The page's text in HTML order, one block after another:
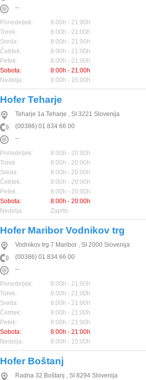
--
Ponedeljek:
8:00h - 21:00h
Torek:
8:00h - 21:00h
Sreda:
8:00h - 21:00h
Četrtek:
8:00h - 21:00h
Petek:
8:00h - 21:00h
Sobota:
8:00h - 21:00h
Nedelja:
8:00h - 15:00h
Hofer Teharje
Teharje 1a Teharje , SI 3221 Slovenija
(00386) 01 834 66 00
--
Ponedeljek:
8:00h - 20:00h
Torek:
8:00h - 20:00h
Sreda:
8:00h - 20:00h
Četrtek:
8:00h - 20:00h
Petek:
8:00h - 20:00h
Sobota:
8:00h - 20:00h
Nedelja:
Zaprto
Hofer Maribor Vodnikov trg
Vodnikov trg 7 Maribor , SI 2000 Slovenija
(00386) 01 834 66 00
--
Ponedeljek:
8:00h - 21:00h
Torek:
8:00h - 21:00h
Sreda:
8:00h - 21:00h
Četrtek:
8:00h - 21:00h
Petek:
8:00h - 21:00h
Sobota:
8:00h - 21:00h
Nedelja:
8:00h - 15:00h
Hofer Boštanj
Radna 32 Boštanj , SI 8294 Slovenija